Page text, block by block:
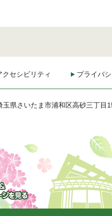
クセシビリティ プライバ
玉県さいたま市浦和区高砂三丁目
いた